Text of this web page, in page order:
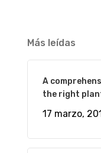
Más leídas
A
the right
17 marzo,